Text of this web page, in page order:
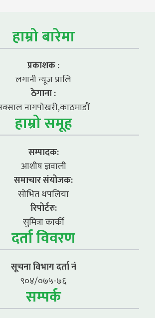
हाम्रो बारेमा
प्रकाशक :
लगानी न्यूज प्रालि
ठेगाना :
नागपोखरी,काठमाडौं
हाम्रो समूह
सम्पादक:
आशीष ज्ञवाली
समाचार संयोजक:
सोभित थपलिया
रिपोर्टरः:
सुमित्रा कार्की
दर्ता विवरण
सूचना विभाग दर्ता नं
९०४/०७५-७६
सम्पर्क